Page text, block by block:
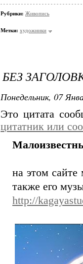
Рубрики: Живопись
Метки: художники
БЕЗ
Понедельник, 07
Это цитата
цитатник или
на этом сайте
также его
http://